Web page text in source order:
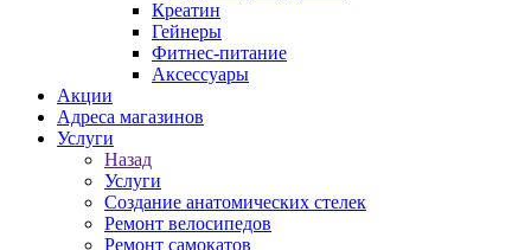
Креатин
Гейнеры
Фитнес-питание
Аксессуары
Акции
Адреса магазинов
Услуги
Назад
Услуги
Создание анатомических стелек
Ремонт велосипедов
Ремонт самокатов